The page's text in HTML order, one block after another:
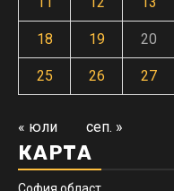
18 19 20
25 26 27
« юли сеп. »
КАРТА